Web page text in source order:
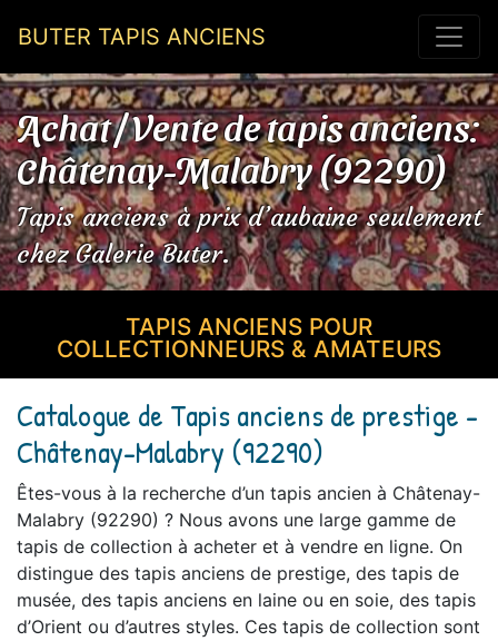
BUTER TAPIS ANCIENS
Achat / Vente de tapis anciens:
Châtenay-Malabry (92290)
Tapis anciens à prix d’aubaine seulement
chez Galerie Buter.
TAPIS ANCIENS POUR
COLLECTIONNEURS & AMATEURS
Catalogue de Tapis anciens de prestige -
Châtenay-Malabry (92290)
Êtes-vous à la recherche d’un tapis ancien à Châtenay-
Malabry (92290) ? Nous avons une large gamme de
tapis de collection à acheter et à vendre en ligne. On
distingue des tapis anciens de prestige, des tapis de
musée, des tapis anciens en laine ou en soie, des tapis
d’Orient ou d’autres styles. Ces tapis de collection sont